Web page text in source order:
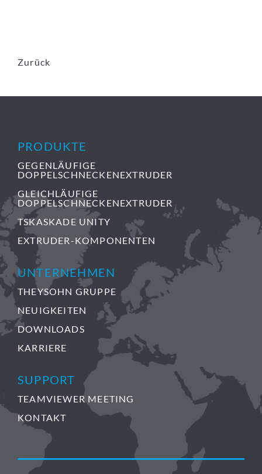
Zurück
PRODUKTE
GEGENLÄUFIGE
DOPPELSCHNECKENEXTRUDER
GLEICHLÄUFIGE
DOPPELSCHNECKENEXTRUDER
TSKASKADE UNITY
EXTRUDER-KOMPONENTEN
UNTERNEHMEN
THEYSOHN GRUPPE
NEUIGKEITEN
DOWNLOADS
KARRIERE
SUPPORT
TEAMVIEWER MEETING
KONTAKT